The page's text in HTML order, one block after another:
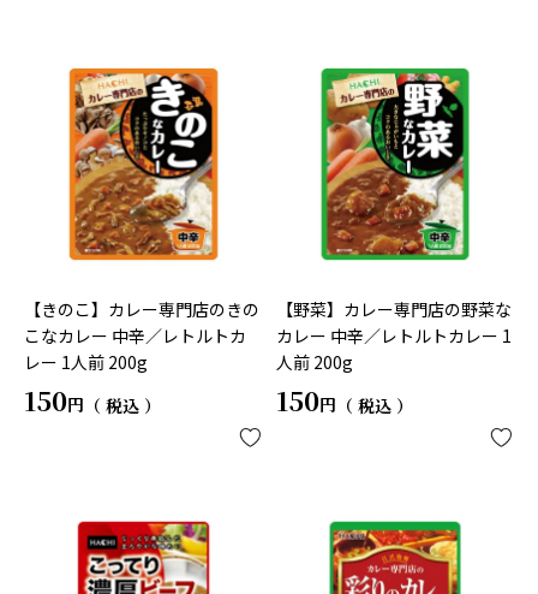
【きのこ】カレー専門店のきの
こなカレー 中辛／レトルトカ
レー 1人前 200g
150 税込
【野菜】カレー専門店の野菜な
カレー 中辛／レトルトカレー 1
人前 200g
150 税込